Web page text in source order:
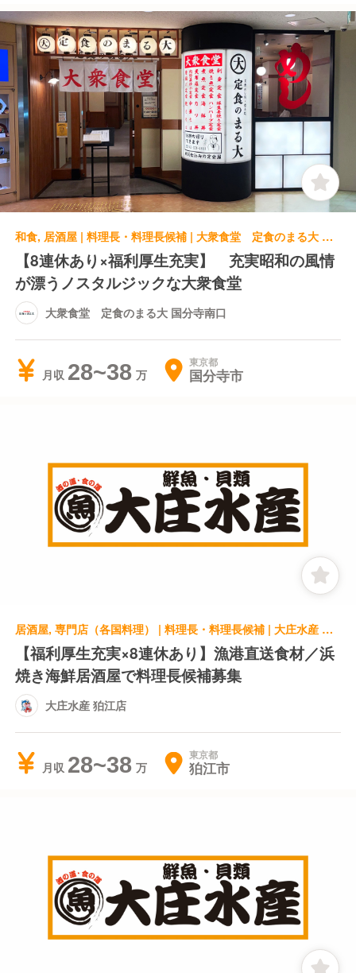
和食, 居酒屋 | 料理長・料理長候補 | 大衆食堂 定食のまる大 国分寺南口
【8連休あり×福利厚生充実】 充実昭和の風情
が漂うノスタルジックな大衆食堂
大衆食堂 定食のまる大 国分寺南口
月収 28~38 東京都
国分寺市
居酒屋, 専門店（各国料理） | 料理長・料理長候補 | 大庄水産 狛江店
【福利厚生充実×8連休あり】漁港直送食材／浜
焼き海鮮居酒屋で料理長候補募集
大庄水産 狛江店
月収 28~38 東京都
狛江市